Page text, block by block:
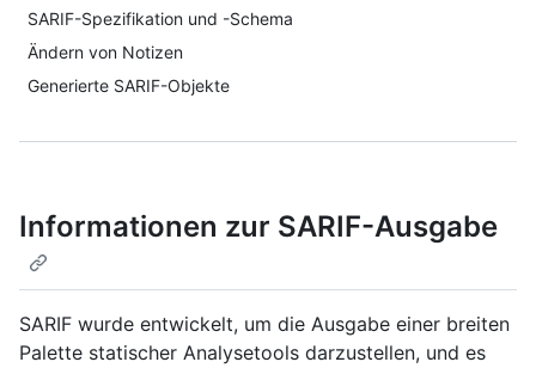
SARIF-Spezifikation und -Schema
Ändern von Notizen
Generierte SARIF-Objekte
Informationen zur SARIF-Ausgabe
SARIF wurde entwickelt, um die Ausgabe einer breiten
Palette statischer Analysetools darzustellen, und es